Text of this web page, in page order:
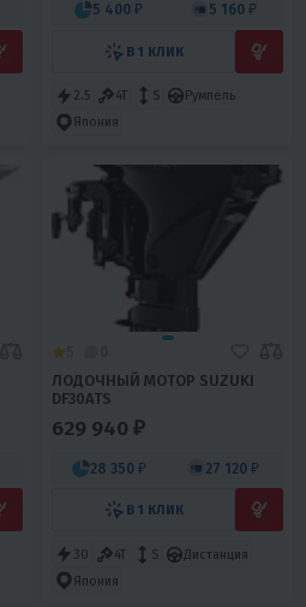
5 400 ₽ 5 160 ₽
В 1 КЛИК
2.5 4T S
Румпель
Япония
ЛОДОЧНЫЙ МОТОР SUZUKI
DF30ATS
629 940 ₽
28 350 ₽ 27 120 ₽
В 1 КЛИК
30 4T S
Дистанция
Япония